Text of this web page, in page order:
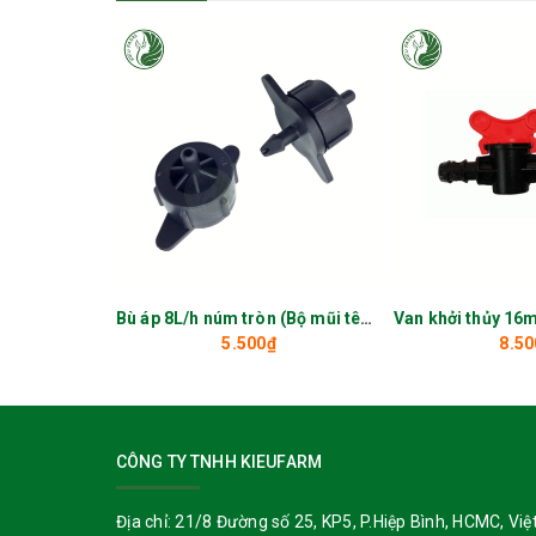
Ống tưới nhỏ giọt LDPE
(Low Density Polyethylene)
chống chịu các va đập mạnh, sản phẩm này có khả năng
Bù áp 8L/h núm tròn (Bộ mũi tên chia 4)_KIEUFARM
5.500₫
CÔNG TY TNHH KIEUFARM
Địa chỉ: 21/8 Đường số 25, KP5, P.Hiệp Bình, HCMC,